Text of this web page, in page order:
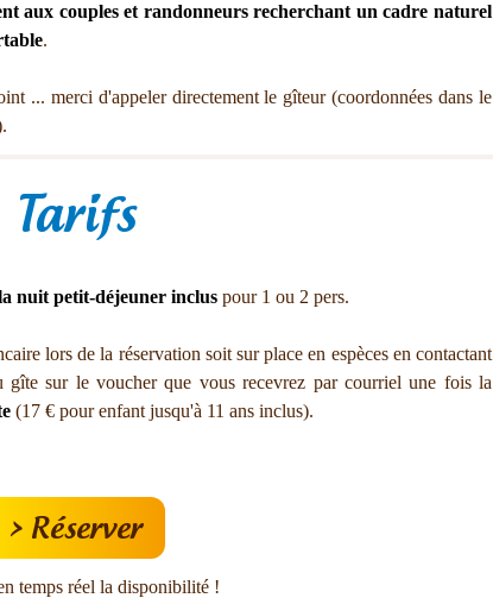
aux couples et randonneurs recherchant un cadre naturel
.
... merci d'appeler directement le gîteur (coordonnées dans le
Tarifs
nuit petit-déjeuner inclus pour 1 ou 2 pers.
lors de la réservation soit sur place en espèces en contactant
sur le voucher que vous recevrez par courriel une fois la
(17 € pour enfant jusqu'à 11 ans inclus).
> Réserver
temps réel la disponibilité !